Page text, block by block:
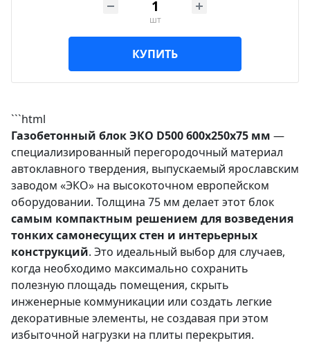
шт
КУПИТЬ
```html
Газобетонный блок ЭКО D500 600х250х75 мм —
специализированный перегородочный материал
автоклавного твердения, выпускаемый ярославским
заводом «ЭКО» на высокоточном европейском
оборудовании. Толщина 75 мм делает этот блок
самым компактным решением для возведения
тонких самонесущих стен и интерьерных
конструкций. Это идеальный выбор для случаев,
когда необходимо максимально сохранить
полезную площадь помещения, скрыть
инженерные коммуникации или создать легкие
декоративные элементы, не создавая при этом
избыточной нагрузки на плиты перекрытия.